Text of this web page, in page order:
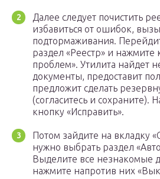
Далее следует почистить
избавиться от ошибок,
подтормаживания.
раздел «Реестр» и нажмите
проблем». Утилита найдет
документы, предоставит
предложит сделать
(согласитесь и сохраните).
кнопку «Исправить».
Потом зайдите на вкладку
нужно выбрать раздел
Выделите все незнакомые
нажмите напротив них